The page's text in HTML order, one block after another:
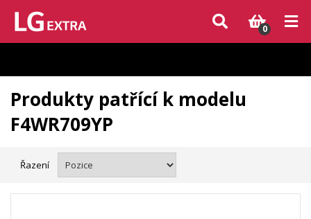
Vzhledem k aktuální situaci se může dodání dílů, které nejsou skladem,
zpozdit. Děkujeme za pochopení.
0
Produkty patřící k modelu
F4WR709YP
Řazení